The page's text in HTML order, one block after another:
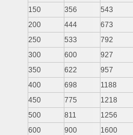
150
356
543
200
444
673
250
533
792
300
600
927
350
622
957
400
698
1188
450
775
1218
500
811
1256
600
900
1600